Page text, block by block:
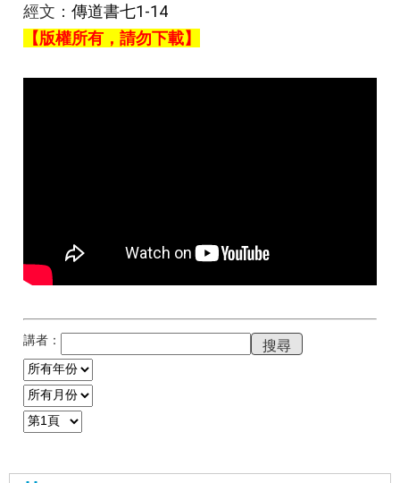
經文： 傳道書七1-14
【版權所有，請勿下載】
講者：